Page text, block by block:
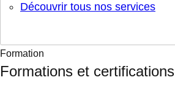
Découvrir tous nos services
Formation
Formations et certifications